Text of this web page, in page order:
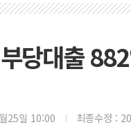
당대출
25일 10:00 최종수정 :